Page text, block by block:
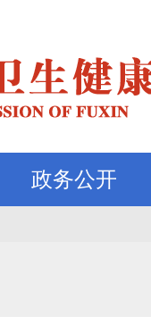
政务公开